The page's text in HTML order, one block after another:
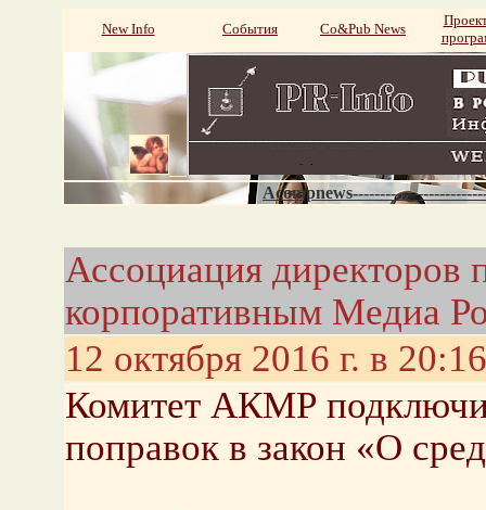
New Info События Со&Pub News
Ассоциация
корпоративным Медиа
12 октября 2016 г. в 20:16
Комитет АКМР
поправок в закон «О